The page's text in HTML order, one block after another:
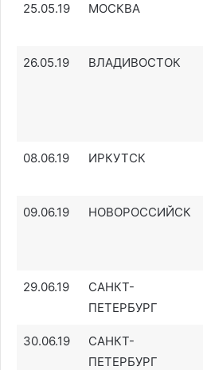
25.05.19 МОСКВА
26.05.19 ВЛАДИВОСТОК
08.06.19 ИРКУТСК
09.06.19 НОВОРОССИЙСК
29.06.19
САНКТ-
ПЕТЕРБУРГ
30.06.19
САНКТ-
ПЕТЕРБУРГ